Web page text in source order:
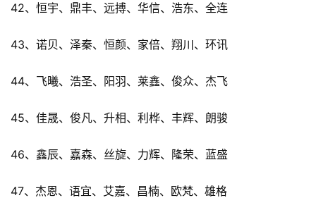
42、恒宇、鼎丰、远搏、华信、浩东、全连
43、诺贝、泽秦、恒颜、家倍、翔川、环讯
44、飞曦、浩圣、阳羽、莱鑫、俊众、杰飞
45、佳晟、俊凡、升相、利桦、丰辉、朗骏
46、鑫辰、嘉森、丝旋、力辉、隆荣、蓝盛
47、杰恩、语宜、艾嘉、昌楠、欧梵、雄格